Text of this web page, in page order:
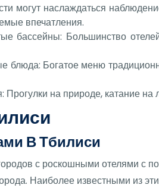
могут наслаждаться
впечатления.
бассейны: Большинство
блюда: Богатое меню
на природе, катание
В Тбилиси
с роскошными отелями с
Наиболее известными из